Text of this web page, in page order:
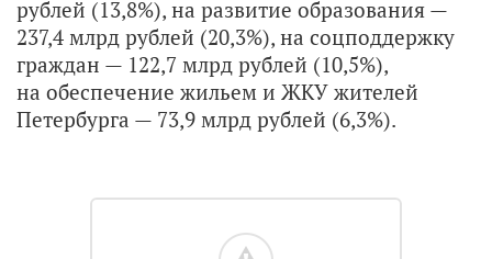
рублей (13,8%), на развитие образования —
237,4 млрд рублей (20,3%), на соцподдержку
граждан — 122,7 млрд рублей (10,5%),
на обеспечение жильем и ЖКУ жителей
Петербурга — 73,9 млрд рублей (6,3%).